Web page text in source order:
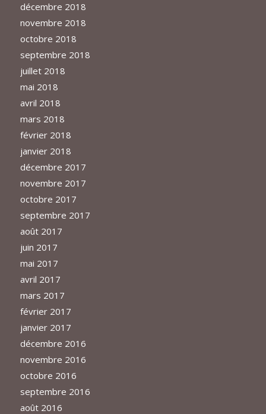
décembre 2018
novembre 2018
octobre 2018
septembre 2018
juillet 2018
mai 2018
avril 2018
mars 2018
février 2018
janvier 2018
décembre 2017
novembre 2017
octobre 2017
septembre 2017
août 2017
juin 2017
mai 2017
avril 2017
mars 2017
février 2017
janvier 2017
décembre 2016
novembre 2016
octobre 2016
septembre 2016
août 2016